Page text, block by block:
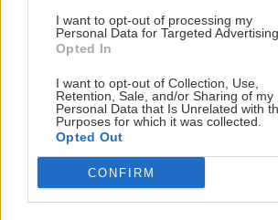
I want to opt-out of processing my
Personal Data for Targeted Advertising.
Opted In
I want to opt-out of Collection, Use,
Retention, Sale, and/or Sharing of my
Personal Data that Is Unrelated with
Purposes for which it was collected.
Opted Out
CONFIRM
ΚΡΗΤΗ
Πού χτυπά η καρδιά του
ΑΘΛΗΤΙΚΑ
Παγκόσμιο στίβου Κ20: Η
το ασημένιο μετάλλιο στα 800
ΠΕΡΙΣΣΟΤΕΡΑ
GOSSIP - LIFESTYLE
Τι συμβαίνει με
Καληφώνη και Χρήστο